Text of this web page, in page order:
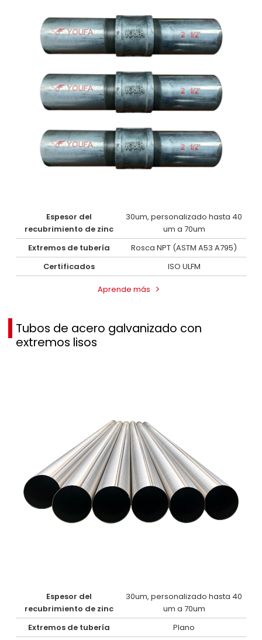
Espesor del
recubrimiento de zinc
30um, personalizado hasta 40
um a 70um
Extremos de tubería
Rosca NPT (ASTM A53 A795)
Certificados
ISO ULFM
Aprende más
Tubos de acero galvanizado con
extremos lisos
Espesor del
recubrimiento de zinc
30um, personalizado hasta 40
um a 70um
Extremos de tubería
Plano